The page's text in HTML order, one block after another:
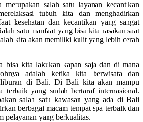
salah satu layanan kecantikan
tubuh kita dan menghadirkan
kesehatan dan kecantikan yang sangat
satu manfaat yang bisa kita rasakan saat
kita akan memiliki kulit yang lebih cerah
bisa kita lakukan kapan saja dan di mana
adalah ketika kita berwisata dan
liburan di Bali. Di Bali kita akan mampu
terbaik yang sudah bertaraf internasional.
salah satu kawasan yang ada di Bali
berbagai macam tempat spa terbaik dan
pelayanan yang berkualitas.